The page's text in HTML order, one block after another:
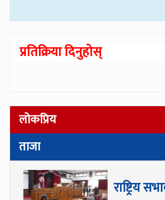
प्रतिक्रिया दिनुहोस्
लोकप्रिय
ताजा
राष्ट्रिय